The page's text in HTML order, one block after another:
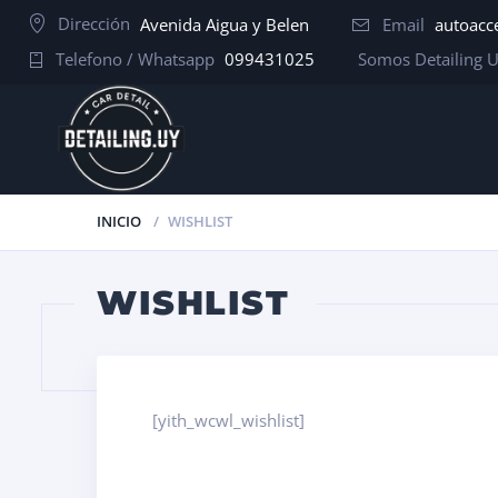
Dirección Avenida Aigua y Belen Email
Telefono / Whatsapp 099431025 Somos Detailing
INICIO WISHLIST
WISHLIST
[yith_wcwl_wishlist]